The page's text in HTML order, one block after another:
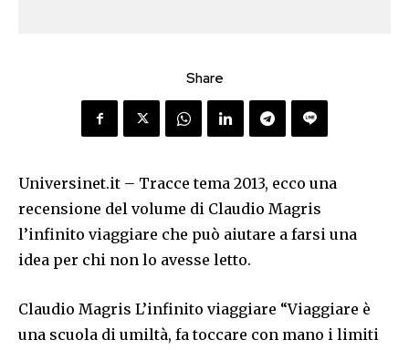
Share
Universinet.it – Tracce tema 2013, ecco una
recensione del volume di Claudio Magris
l’infinito viaggiare che può aiutare a farsi una
idea per chi non lo avesse letto.
Claudio Magris L’infinito viaggiare “Viaggiare è
una scuola di umiltà, fa toccare con mano i limiti